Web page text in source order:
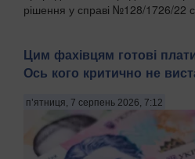
рішення у справі №128/1726/22
Цим фахівцям готові
Ось кого критично не
п’ятниця, 7 серпень 2026, 7:12